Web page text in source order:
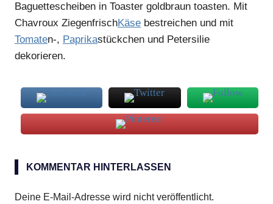
Baguettescheiben in Toaster goldbraun toasten. Mit
Chavroux ZiegenfrischKäse bestreichen und mit
Tomaten-, Paprikastückchen und Petersilie
dekorieren.
Camembert
Mozzarella
KOMMENTAR HINTERLASSEN
Deine E-Mail-Adresse wird nicht veröffentlicht.